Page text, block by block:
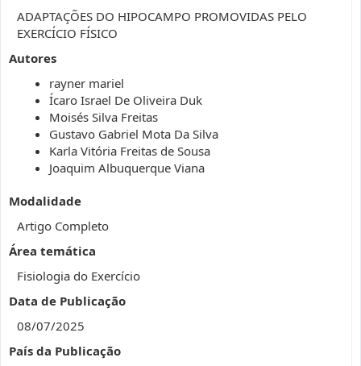
ADAPTAÇÕES DO HIPOCAMPO PROMOVIDAS PELO
EXERCÍCIO FÍSICO
Autores
rayner mariel
Ícaro Israel De Oliveira Duk
Moisés Silva Freitas
Gustavo Gabriel Mota Da Silva
Karla Vitória Freitas de Sousa
Joaquim Albuquerque Viana
Modalidade
Artigo Completo
Área temática
Fisiologia do Exercício
Data de Publicação
08/07/2025
País da Publicação